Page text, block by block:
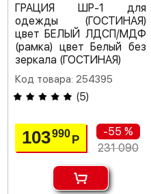
ГРАЦИЯ ШР-1 для
одежды (ГОСТИНАЯ)
цвет БЕЛЫЙ ЛДСП/МДФ
(рамка) цвет Белый без
зеркала (ГОСТИНАЯ)
Код товара: 254395
(5)
103990Р
-55 %
231 090